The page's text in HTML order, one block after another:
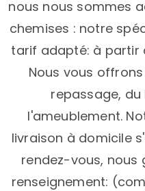
nous nous sommes
chemises : notre
tarif adapté: à partir
Nous vous
repassage,
l'ameublement.
livraison à domicile
rendez-vous, nous
renseignement: